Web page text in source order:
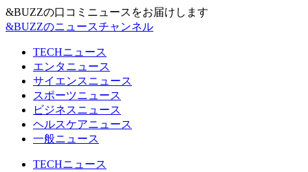
&BUZZの口コミニュースをお届けします
&BUZZのニュースチャンネル
TECHニュース
エンタニュース
サイエンスニュース
スポーツニュース
ビジネスニュース
ヘルスケアニュース
一般ニュース
TECHニュース